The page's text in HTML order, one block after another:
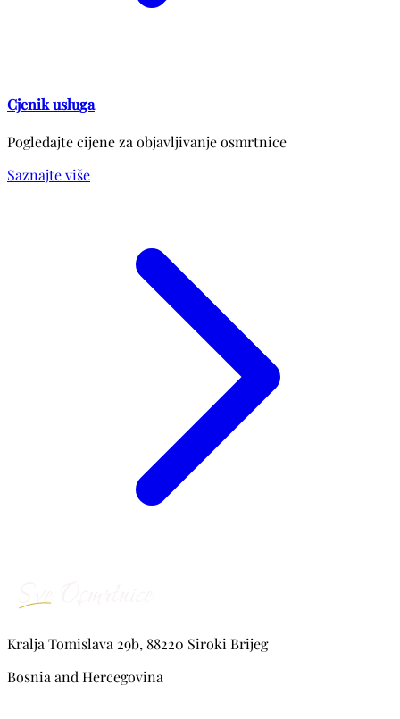
Cjenik usluga
Pogledajte cijene za objavljivanje osmrtnice
Saznajte više
Kralja Tomislava 29b, 88220 Siroki Brijeg
Bosnia and Hercegovina